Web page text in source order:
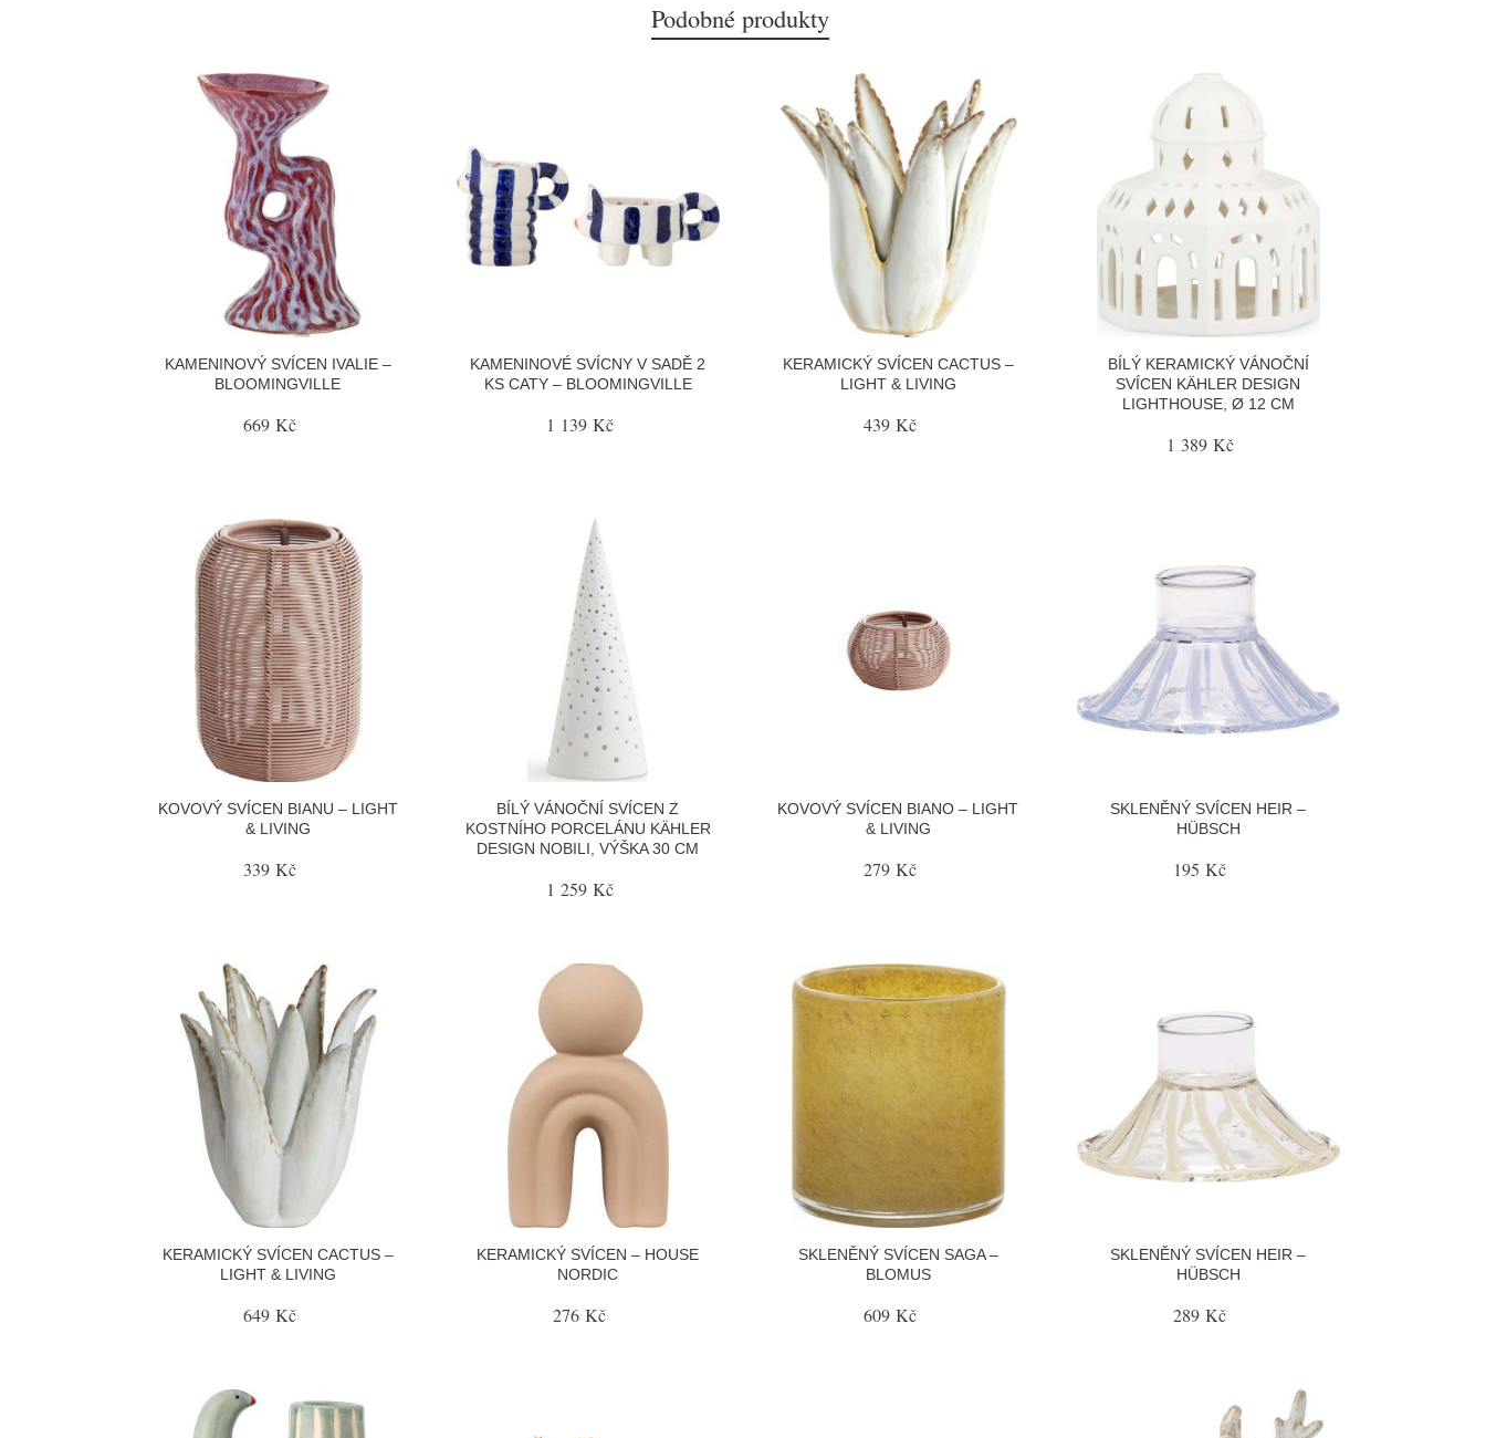
Podobné produkty
KAMENINOVÝ SVÍCEN IVALIE –
BLOOMINGVILLE
669 Kč
KAMENINOVÉ SVÍCNY V SADĚ 2
KS CATY – BLOOMINGVILLE
1 139 Kč
KERAMICKÝ SVÍCEN CACTUS –
LIGHT & LIVING
439 Kč
BÍLÝ KERAMICKÝ VÁNOČNÍ
SVÍCEN KÄHLER DESIGN
LIGHTHOUSE, Ø 12 CM
1 389 Kč
KOVOVÝ SVÍCEN BIANU – LIGHT
& LIVING
339 Kč
BÍLÝ VÁNOČNÍ SVÍCEN Z
KOSTNÍHO PORCELÁNU KÄHLER
DESIGN NOBILI, VÝŠKA 30 CM
1 259 Kč
KOVOVÝ SVÍCEN BIANO – LIGHT
& LIVING
279 Kč
SKLENĚNÝ SVÍCEN HEIR –
HÜBSCH
195 Kč
KERAMICKÝ SVÍCEN CACTUS –
LIGHT & LIVING
649 Kč
KERAMICKÝ SVÍCEN – HOUSE
NORDIC
276 Kč
SKLENĚNÝ SVÍCEN SAGA –
BLOMUS
609 Kč
SKLENĚNÝ SVÍCEN HEIR –
HÜBSCH
289 Kč